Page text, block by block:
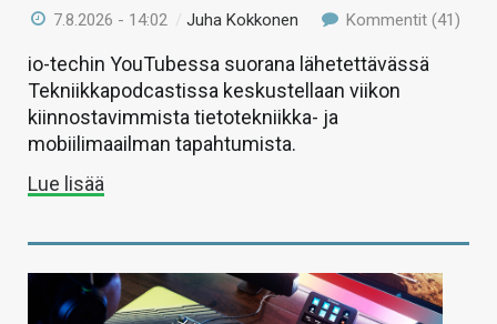
7.8.2026 - 14:02 /Juha Kokkonen Kommentit (41)
io-techin YouTubessa suorana lähetettävässä
Tekniikkapodcastissa keskustellaan viikon
kiinnostavimmista tietotekniikka- ja
mobiilimaailman tapahtumista.
Lue lisää